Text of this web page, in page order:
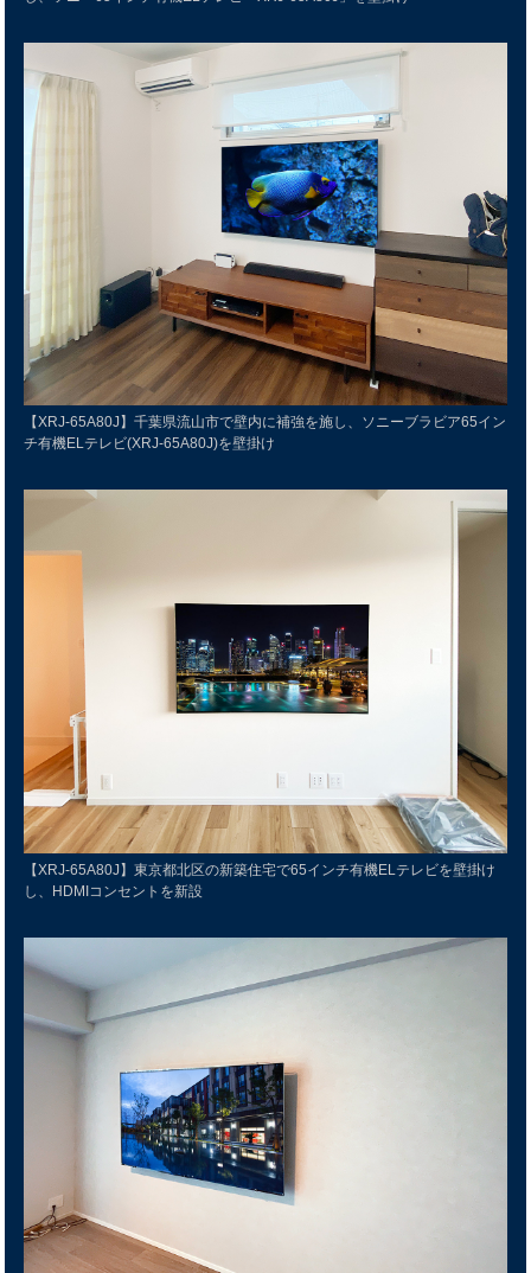
【XRJ-65A80J】千葉県流山市で壁内に補強を施し、ソニーブラビア65イン
チ有機ELテレビ(XRJ-65A80J)を壁掛け
【XRJ-65A80J】東京都北区の新築住宅で65インチ有機ELテレビを壁掛け
し、HDMIコンセントを新設